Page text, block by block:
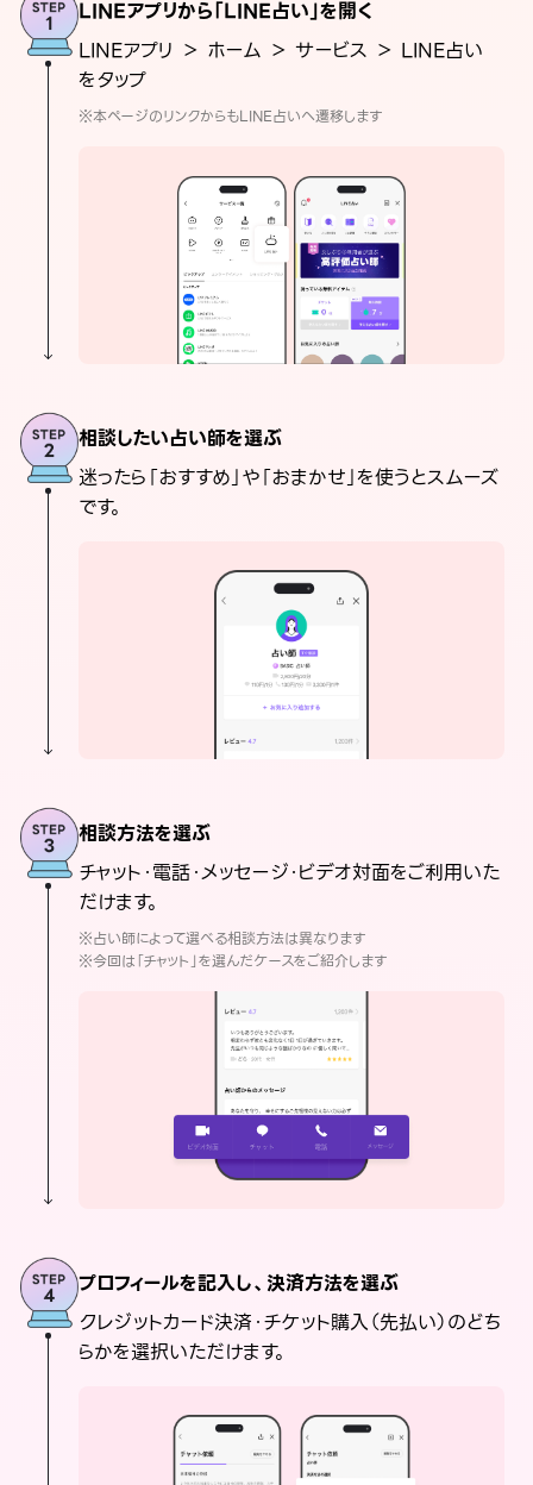
LINEアプリから「LINE占い」を開く
LINEアプリ ＞ ホーム ＞ サービス ＞ LINE占い
をタップ
※本ページのリンクからもLINE占いへ遷移します
相談したい占い師を選ぶ
迷ったら「おすすめ」や「おまかせ」を使うとスムーズ
です。
相談方法を選ぶ
チャット・電話・メッセージ・ビデオ対面をご利用いた
だけます。
※占い師によって選べる相談方法は異なります
※今回は「チャット」を選んだケースをご紹介します
プロフィールを記入し、決済方法を選ぶ
クレジットカード決済・チケット購入（先払い）のどち
らかを選択いただけます。